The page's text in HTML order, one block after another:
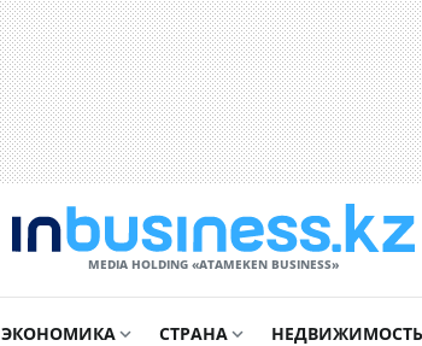
MEDIA HOLDING «ATAMEKЕN BUSINESS»
ЭКОНОМИКА СТРАНА НЕДВИЖИМОСТЬ